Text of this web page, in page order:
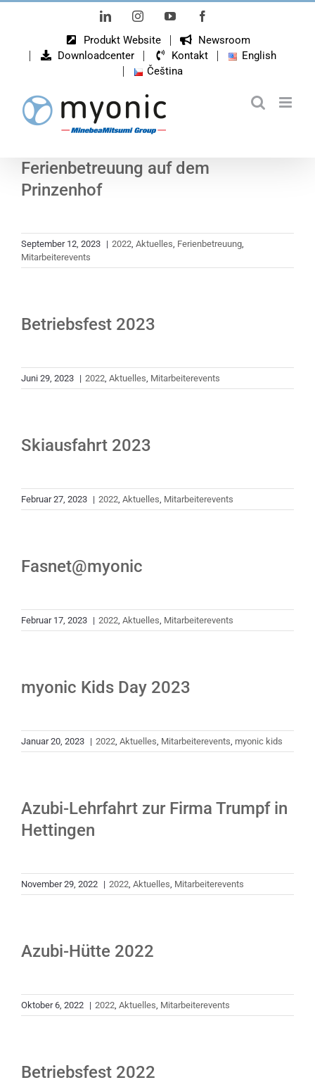
LinkedInInstagramYouTube
Produkt Website
Newsroom
Downloadcenter
Kontakt
English
Čeština
Ferienbetreuung auf dem
Prinzenhof
September 12, 2023 | 2022, Aktuelles, Ferienbetreuung,
Mitarbeiterevents
Betriebsfest 2023
Juni 29, 2023 | 2022, Aktuelles, Mitarbeiterevents
Skiausfahrt 2023
Februar 27, 2023 | 2022, Aktuelles, Mitarbeiterevents
Fasnet@myonic
Februar 17, 2023 | 2022, Aktuelles, Mitarbeiterevents
myonic Kids Day 2023
Januar 20, 2023 | 2022, Aktuelles, Mitarbeiterevents, myonic kids
Azubi-Lehrfahrt zur Firma Trumpf in
Hettingen
November 29, 2022 | 2022, Aktuelles, Mitarbeiterevents
Azubi-Hütte 2022
Oktober 6, 2022 | 2022, Aktuelles, Mitarbeiterevents
Betriebsfest 2022